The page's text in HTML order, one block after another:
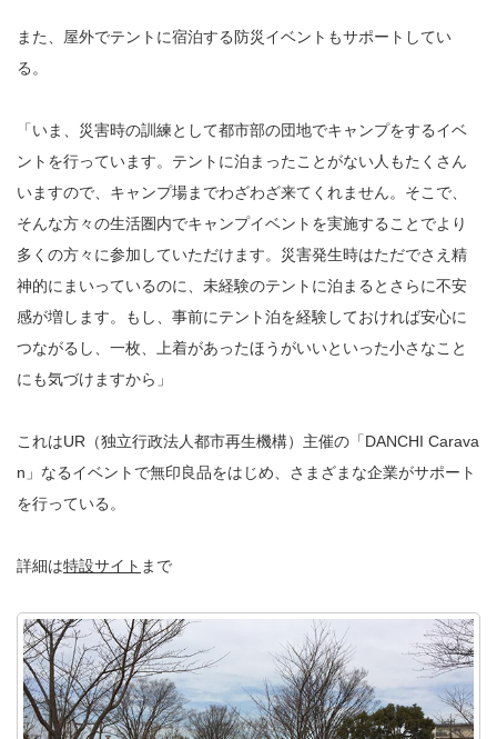
また、屋外でテントに宿泊する防災イベントもサポートしてい
る。
「いま、災害時の訓練として都市部の団地でキャンプをするイベ
ントを行っています。テントに泊まったことがない人もたくさん
いますので、キャンプ場までわざわざ来てくれません。そこで、
そんな方々の生活圏内でキャンプイベントを実施することでより
多くの方々に参加していただけます。災害発生時はただでさえ精
神的にまいっているのに、未経験のテントに泊まるとさらに不安
感が増します。もし、事前にテント泊を経験しておければ安心に
つながるし、一枚、上着があったほうがいいといった小さなこと
にも気づけますから」
これはUR（独立行政法人都市再生機構）主催の「DANCHI Carava
n」なるイベントで無印良品をはじめ、さまざまな企業がサポート
を行っている。
詳細は特設サイト まで